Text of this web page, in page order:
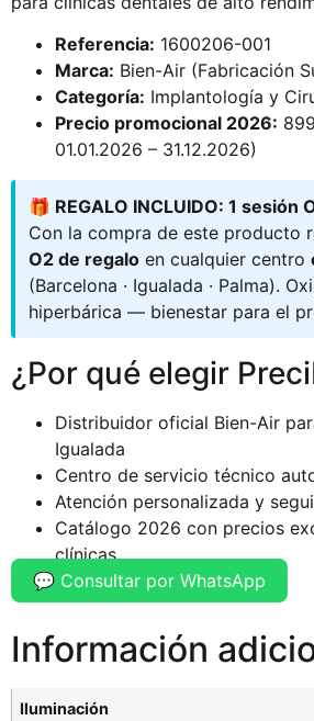
Referencia: 1600206-001
Marca: Bien-Air (Fabricación
Categoría: Implantología y
Precio promocional 2026:
01.01.2026 – 31.12.2026)
🎁 REGALO INCLUIDO: 1 sesión
Con la compra de este producto
O2 de regalo en cualquier centro
(Barcelona · Igualada · Palma).
hiperbárica — bienestar para el
¿Por qué elegir
Distribuidor oficial Bien-Air
Igualada
Centro de servicio técnico
Atención personalizada y
Catálogo 2026 con precios
clínicas
💬 Consultar por WhatsApp
Información
Iluminación